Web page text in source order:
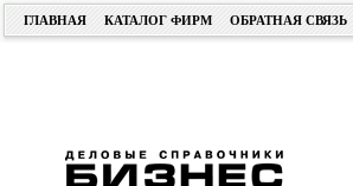
ГЛАВНАЯ КАТАЛОГ ФИРМ ОБРАТНАЯ СВЯЗЬ